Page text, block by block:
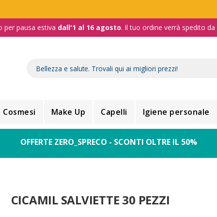
per pausa estiva dall'1 al 16 agosto. Il tuo ordine verrà spedito
Cosmesi Make Up Capelli Igiene personale
OFFERTE ZERO_SPRECO - SCONTI OLTRE IL 50%
CICAMIL SALVIETTE 30 PEZZI